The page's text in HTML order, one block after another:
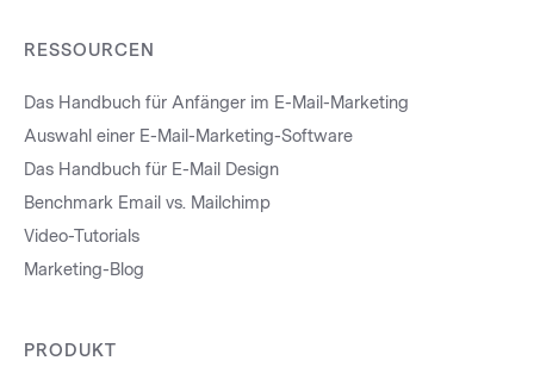
RESSOURCEN
Das Handbuch für Anfänger im E-Mail-Marketing
Auswahl einer E-Mail-Marketing-Software
Das Handbuch für E-Mail Design
Benchmark Email vs. Mailchimp
Video-Tutorials
Marketing-Blog
PRODUKT